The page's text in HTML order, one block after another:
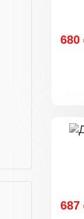
680
687